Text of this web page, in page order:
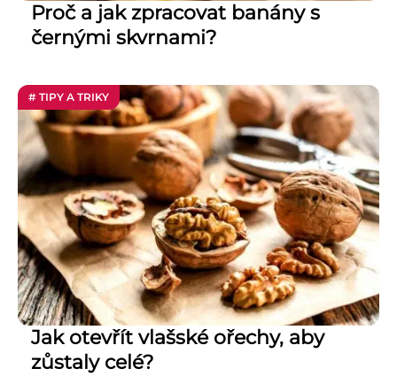
Proč a jak zpracovat banány s
černými skvrnami?
# TIPY A TRIKY
Jak otevřít vlašské ořechy, aby
zůstaly celé?